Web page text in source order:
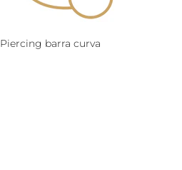
Piercing barra curva